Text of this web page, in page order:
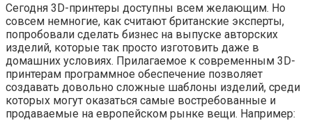
Сегодня 3D-принтеры доступны всем желающим. Но
совсем немногие, как считают британские эксперты,
попробовали сделать бизнес на выпуске авторских
изделий, которые так просто изготовить даже в
домашних условиях. Прилагаемое к современным 3D-
принтерам программное обеспечение позволяет
создавать довольно сложные шаблоны изделий, среди
которых могут оказаться самые востребованные и
продаваемые на европейском рынке вещи. Например: